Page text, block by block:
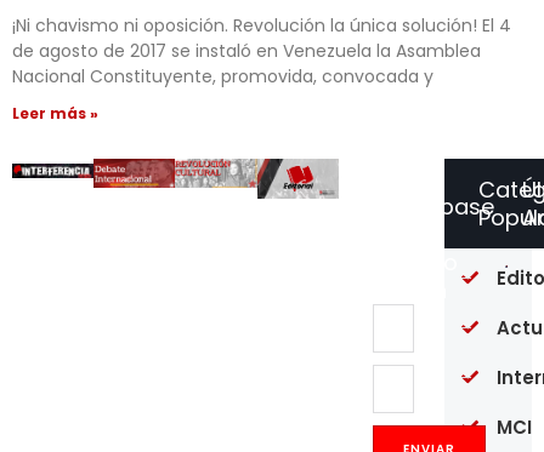
¡Ni chavismo ni oposición. Revolución la única solución! El 4
de agosto de 2017 se instaló en Venezuela la Asamblea
Nacional Constituyente, promovida, convocada y
Leer más »
Un
MCI
Suscríbase